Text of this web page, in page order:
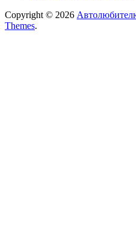
Copyright © 2026
Themes.